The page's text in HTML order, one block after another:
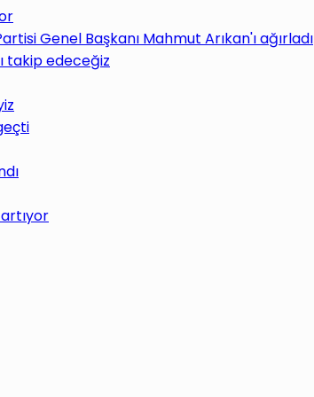
Genel Başkanı Mahmut Arıkan'ı ağırladı
takip edeceğiz